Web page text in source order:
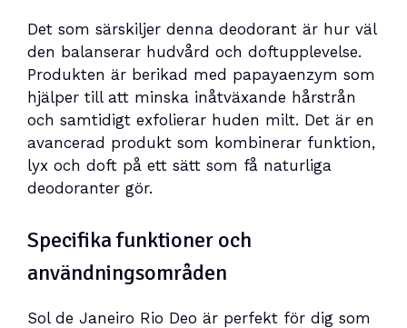
Det som särskiljer denna deodorant är hur väl
den balanserar hudvård och doftupplevelse.
Produkten är berikad med papayaenzym som
hjälper till att minska inåtväxande hårstrån
och samtidigt exfolierar huden milt. Det är en
avancerad produkt som kombinerar funktion,
lyx och doft på ett sätt som få naturliga
deodoranter gör.
Specifika funktioner och
användningsområden
Sol de Janeiro Rio Deo är perfekt för dig som